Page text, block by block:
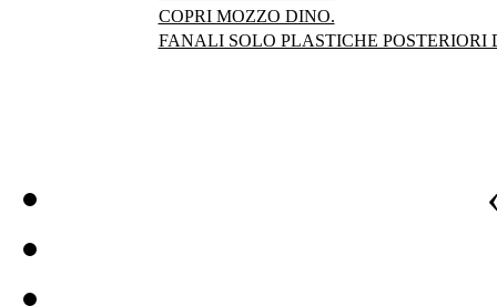
COPRI MOZZO DINO.
FANALI SOLO PLASTICHE POSTERIORI